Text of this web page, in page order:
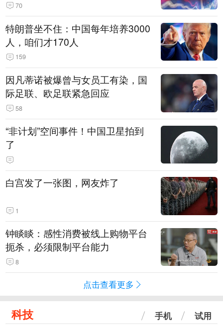
70
特朗普坐不住：中国每年培养3000
人，咱们才170人
159
因凡蒂诺被爆曾与女员工有染，国
际足联、欧足联紧急回应
58
“非计划”空间事件！中国卫星拍到
了
白宫发了一张图，网友炸了
1
钟睒睒：感性消费被线上购物平台
扼杀，必须限制平台能力
8
点击查看更多
科技 手机 试用